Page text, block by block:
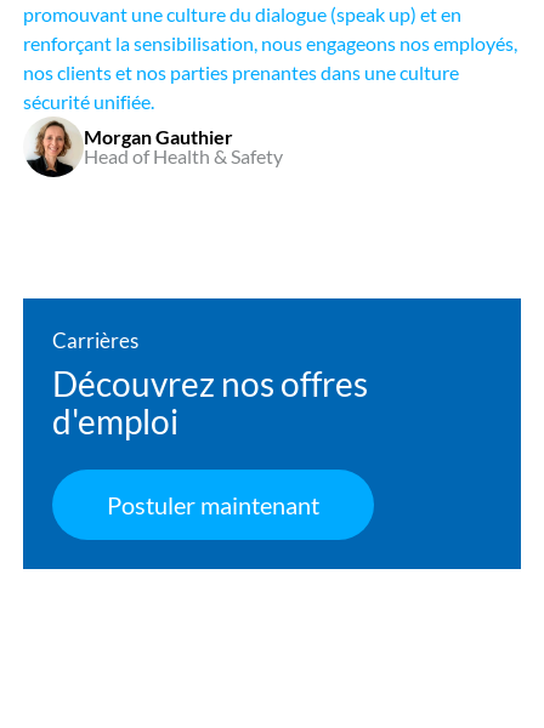
promouvant une culture du dialogue (speak up) et en
renforçant la sensibilisation, nous engageons nos employés,
nos clients et nos parties prenantes dans une culture
sécurité unifiée.
Morgan Gauthier
Head of Health & Safety
Carrières
Découvrez nos offres
d'emploi
Postuler maintenant